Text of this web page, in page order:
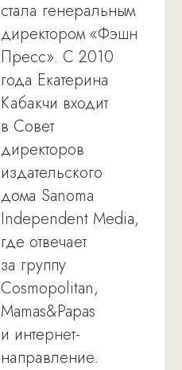
стала генеральным
директором «Фэшн
Пресс». С 2010
года Екатерина
Кабакчи входит
в Совет
директоров
издательского
дома Sanoma
Independent Media,
где отвечает
за группу
Cosmopolitan,
Mamas&Papas
и интернет-
направление.